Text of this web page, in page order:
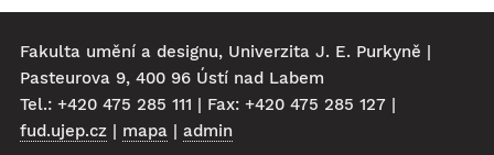
Fakulta umění a designu, Univerzita J. E. Purkyně |
Pasteurova 9, 400 96 Ústí nad Labem
Tel.: +420 475 285 111 | Fax: +420 475 285 127 |
fud.ujep.cz | mapa | admin